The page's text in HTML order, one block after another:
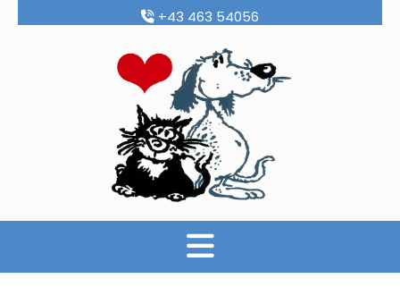
 +43 463 54056